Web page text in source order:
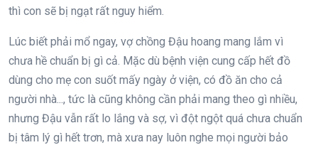
thì con sẽ bị ngạt rất nguy hiểm.
Lúc biết phải mổ ngay, vợ chồng Đậu hoang mang lắm vì
chưa hề chuẩn bị gì cả. Mặc dù bệnh viện cung cấp hết đồ
dùng cho mẹ con suốt mấy ngày ở viện, có đồ ăn cho cả
người nhà..., tức là cũng không cần phải mang theo gì nhiều,
nhưng Đậu vẫn rất lo lắng và sợ, vì đột ngột quá chưa chuẩn
bị tâm lý gì hết trơn, mà xưa nay luôn nghe mọi người bảo